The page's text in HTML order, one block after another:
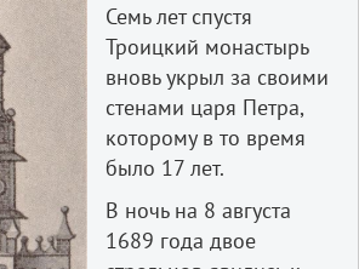
Семь лет спустя
Троицкий монастырь
вновь укрыл за своими
стенами царя Петра,
которому в то время
было 17 лет.
В ночь на 8 августа
1689 года двое